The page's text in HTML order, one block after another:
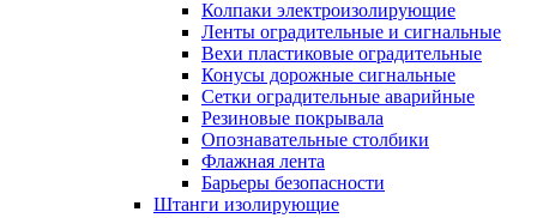
Колпаки электроизолирующие
Ленты оградительные и сигнальные
Вехи пластиковые оградительные
Конусы дорожные сигнальные
Сетки оградительные аварийные
Резиновые покрывала
Опознавательные столбики
Флажная лента
Барьеры безопасности
Штанги изолирующие